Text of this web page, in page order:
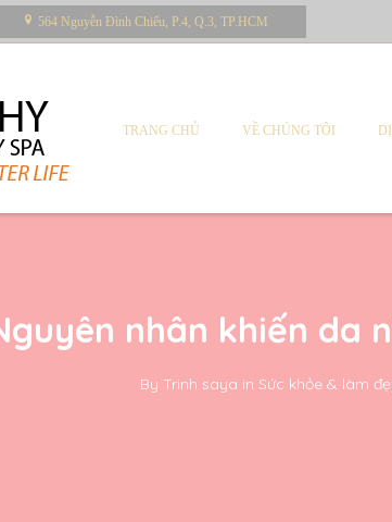
564 Nguyễn Đình Chiểu, P.4, Q.3, TP.HCM
TRANG CHỦ VỀ CHÚNG TÔI
nhân khiến da
By Trinh saya in Sức khỏe & làm